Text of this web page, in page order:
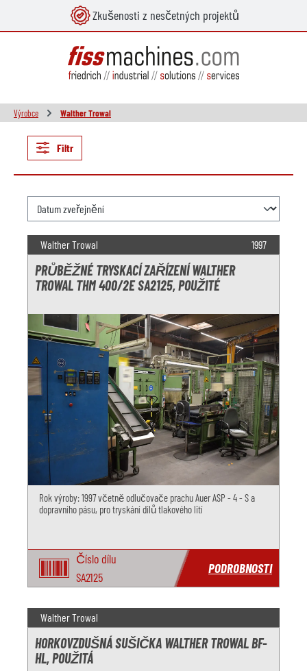
Zkušenosti z nesčetných projektů
Výrobce Walther Trowal
Filtr
Walther Trowal 1997
PRŮBĚŽNÉ TRYSKACÍ ZAŘÍZENÍ WALTHER
TROWAL THM 400/2E SA2125, POUŽITÉ
Rok výroby: 1997 včetně odlučovače prachu Auer ASP - 4 - S a
dopravního pásu, pro tryskání dílů tlakového lití
Číslo dílu
SA2125
PODROBNOSTI
Walther Trowal
HORKOVZDUŠNÁ SUŠIČKA WALTHER TROWAL BF-
HL, POUŽITÁ